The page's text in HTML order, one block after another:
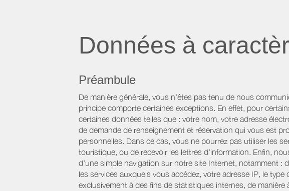
Données à
Préambule
De manière générale, vous n’êtes pas tenu de nous
principe comporte certaines exceptions. En effet, pour
certaines données telles que : votre nom, votre adresse
de demande de renseignement et réservation qui vous est
personnelles. Dans ce cas, vous ne pourrez pas utiliser les
touristique, ou de recevoir les lettres d’information. Enfin,
d’une simple navigation sur notre site Internet, notamment :
les services auxquels vous accédez, votre adresse IP, le
exclusivement à des fins de statistiques internes, de